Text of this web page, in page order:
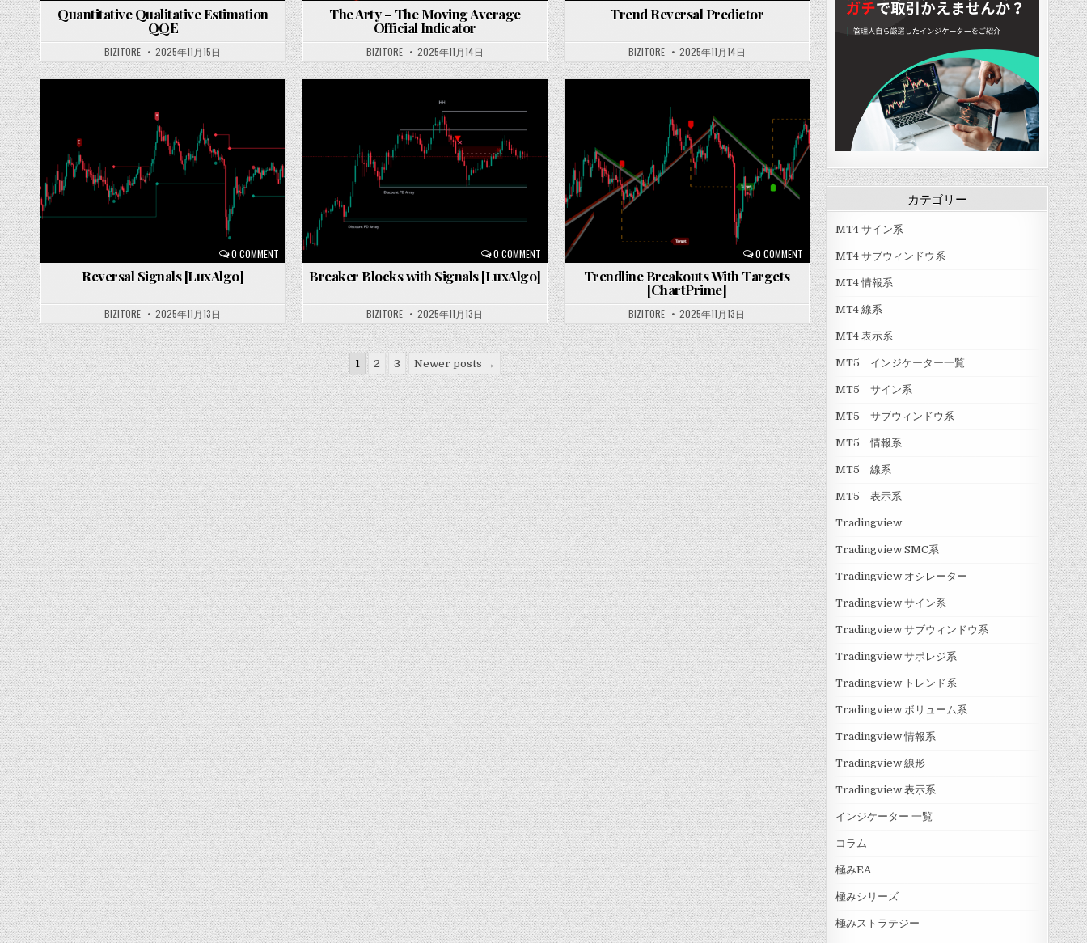
Quantitative Qualitative Estimation
QQE
BIZITORE 2025年11月15日
The Arty – The Moving Average
Official Indicator
BIZITORE 2025年11月14日
Trend Reversal Predictor
BIZITORE 2025年11月14日
0 COMMENT
Reversal Signals [LuxAlgo]
BIZITORE 2025年11月13日
0 COMMENT
Breaker Blocks with Signals [LuxAlgo]
BIZITORE 2025年11月13日
0 COMMENT
Trendline Breakouts With Targets
[ChartPrime]
BIZITORE 2025年11月13日
投
稿
の
ペ
ー
ジ
送
り
1 2 3 Newer posts →
カテゴリー
MT4 サイン系
MT4 サブウィンドウ系
MT4 情報系
MT4 線系
MT4 表示系
MT5 インジケーター一覧
MT5 サイン系
MT5 サブウィンドウ系
MT5 情報系
MT5 線系
MT5 表示系
Tradingview
Tradingview SMC系
Tradingview オシレーター
Tradingview サイン系
Tradingview サブウィンドウ系
Tradingview サポレジ系
Tradingview トレンド系
Tradingview ボリューム系
Tradingview 情報系
Tradingview 線形
Tradingview 表示系
インジケーター 一覧
コラム
極みEA
極みシリーズ
極みストラテジー